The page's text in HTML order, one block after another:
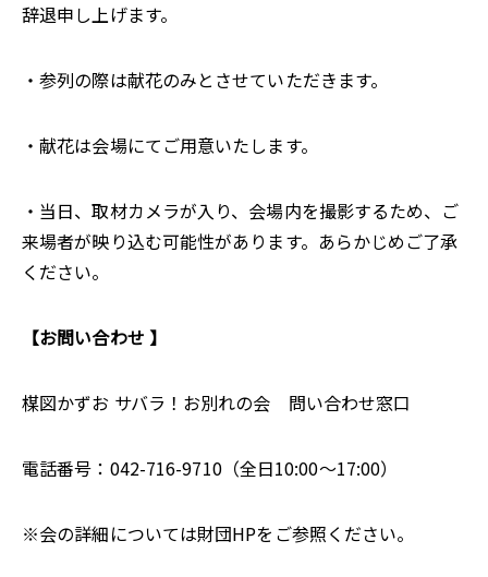
辞退申し上げます。
・参列の際は献花のみとさせていただきます。
・献花は会場にてご用意いたします。
・当日、取材カメラが入り、会場内を撮影するため、ご
来場者が映り込む可能性があります。あらかじめご了承
ください。
【お問い合わせ 】
楳図かずお サバラ！お別れの会 問い合わせ窓口
電話番号：042-716-9710（全日10:00～17:00）
※会の詳細については財団HPをご参照ください。